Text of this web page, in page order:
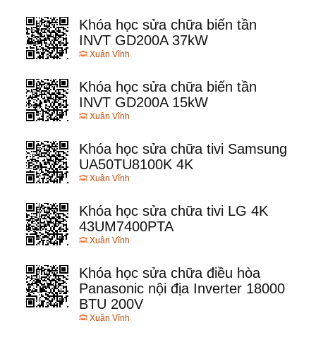
Khóa học sửa chữa biến tần
INVT GD200A 37kW
Xuân Vĩnh
Khóa học sửa chữa biến tần
INVT GD200A 15kW
Xuân Vĩnh
Khóa học sửa chữa tivi Samsung
UA50TU8100K 4K
Xuân Vĩnh
Khóa học sửa chữa tivi LG 4K
43UM7400PTA
Xuân Vĩnh
Khóa học sửa chữa điều hòa
Panasonic nội địa Inverter 18000
BTU 200V
Xuân Vĩnh